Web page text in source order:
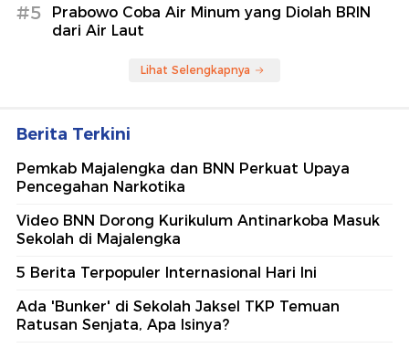
#5
Prabowo Coba Air Minum yang Diolah BRIN
dari Air Laut
Lihat Selengkapnya
Berita Terkini
Pemkab Majalengka dan BNN Perkuat Upaya
Pencegahan Narkotika
Video BNN Dorong Kurikulum Antinarkoba Masuk
Sekolah di Majalengka
5 Berita Terpopuler Internasional Hari Ini
Ada 'Bunker' di Sekolah Jaksel TKP Temuan
Ratusan Senjata, Apa Isinya?